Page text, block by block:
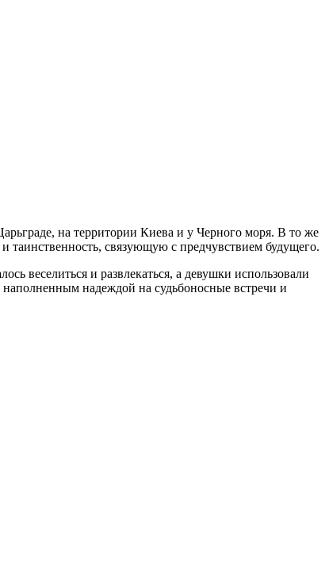
на территории Киева и у Черного моря. В то же
таинственность, связующую с предчувствием будущего.
веселиться и развлекаться, а девушки использовали
надеждой на судьбоносные встречи и